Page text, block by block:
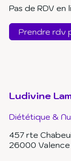
Pas de RDV en
Prendre rdv
Ludivine
Diététique &
457 rte
26000 Valence